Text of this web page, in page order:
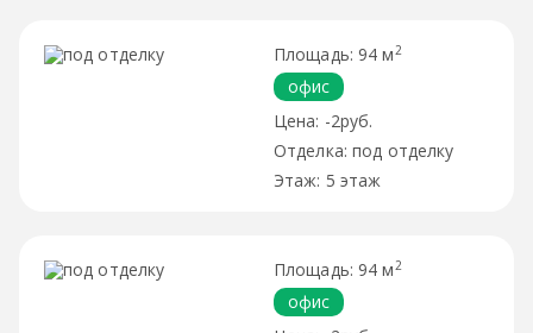
94 м 2
офис
-2руб.
под отделку
5 этаж
94 м 2
офис